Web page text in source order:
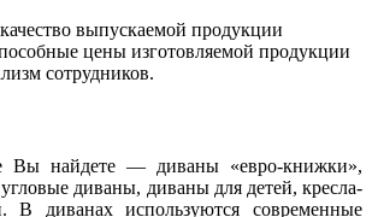
выпускаемой продукции
цены изготовляемой продукции
сотрудников.
Вы найдете — диваны «евро-книжки»,
диваны, диваны для детей, кресла-
В диванах используются современные